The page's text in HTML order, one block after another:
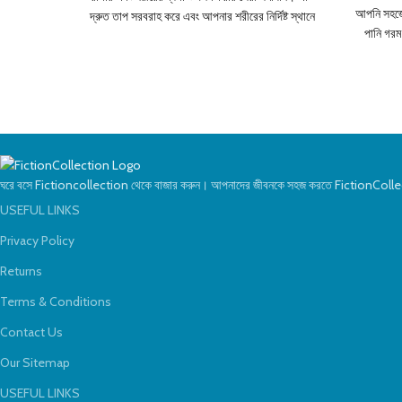
দ্রুত তাপ সরবরাহ করে এবং আপনার শরীরের নির্দিষ্ট স্থানে
Material: High-quality, durable fabric&lt;br
relief Power Source: Electric, safe and
energy-efficient Available Colors: Multiple
Winter nights, office use, travel, and
আপনি
পানি
ঘরে বসে Fictioncollection থেকে বাজার করুন। আপনাদের জীবনকে সহজ করতে
USEFUL LINKS
Privacy Policy
Returns
Terms & Conditions
Contact Us
Our Sitemap
USEFUL LINKS